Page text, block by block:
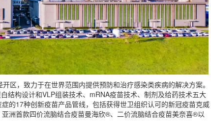
区，致力于在世界范围内提供预防和治疗感染类疾病的解决方案。
结构设计和VLP组装技术、mRNA疫苗技术、制剂及给药技术五大
的17种创新疫苗产品管线，包括获得世卫组织认可的新冠疫苗克威
洲首款四价流脑结合疫苗曼海欣®、二价流脑结合疫苗美奈喜®以